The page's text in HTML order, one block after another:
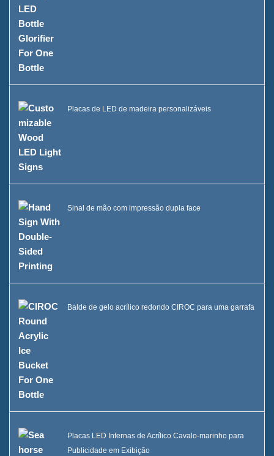
Placas de LED de madeira personalizáveis
Sinal de mão com impressão dupla face
Balde de gelo acrílico redondo CIROC para uma garrafa
Placas LED Internas de Acrílico Cavalo-marinho para
Publicidade em Exibição